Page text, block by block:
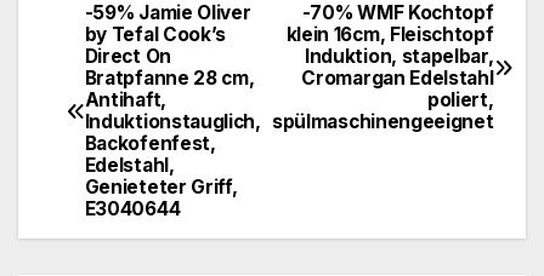
-70% WMF Kochtopf
klein 16cm, Fleischtopf
Induktion, stapelbar,
Cromargan Edelstahl
poliert,
spülmaschinengeeignet
-59% Jamie Oliver
by Tefal Cook’s
Direct On
Bratpfanne 28 cm,
Antihaft,
Induktionstauglich,
Backofenfest,
Edelstahl,
Genieteter Griff,
E3040644